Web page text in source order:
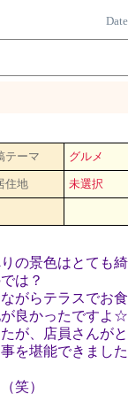
テーマ グルメ
住地 未選択
の景色はとても
は？
がらテラスでお
良かったですよ☆
が、店員さんが
を堪能できまし
笑）